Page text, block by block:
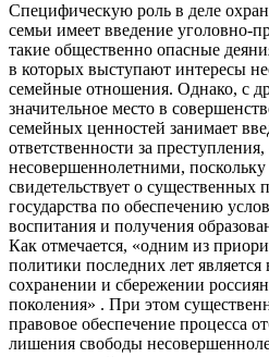
Специфическую роль в деле
семьи имеет введение уголовно-
такие общественно опасные
в которых выступают интересы
семейные отношения. Однако, с
значительное место в
семейных ценностей занимает
ответственности за
несовершеннолетними,
свидетельствует о существенных
государства по обеспечению
воспитания и получения
Как отмечается, «одним из
политики последних лет является
сохранении и сбережении
поколения» . При этом
правовое обеспечение процесса
лишения свободы